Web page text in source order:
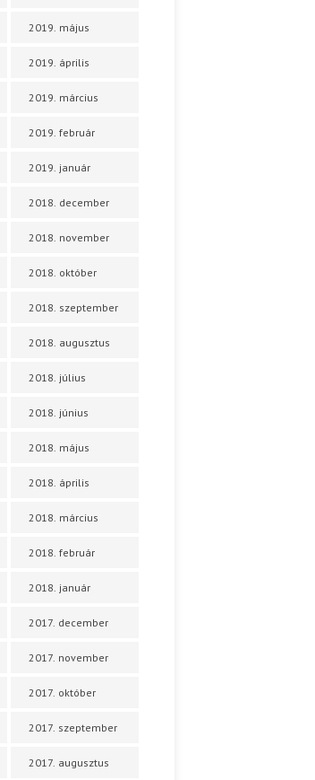
2019. május
2019. április
2019. március
2019. február
2019. január
2018. december
2018. november
2018. október
2018. szeptember
2018. augusztus
2018. július
2018. június
2018. május
2018. április
2018. március
2018. február
2018. január
2017. december
2017. november
2017. október
2017. szeptember
2017. augusztus